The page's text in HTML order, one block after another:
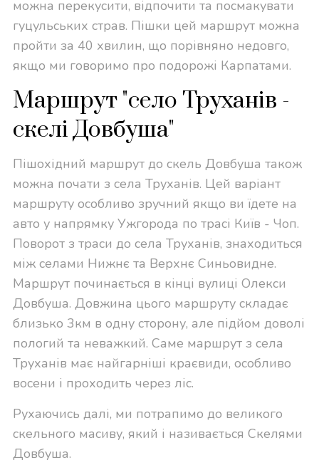
можна перекусити, відпочити та посмакувати
гуцульських страв. Пішки цей маршрут можна
пройти за 40 хвилин, що порівняно недовго,
якщо ми говоримо про подорожі Карпатами.
Маршрут "село Труханів -
скелі Довбуша"
Пішохідний маршрут до скель Довбуша також
можна почати з села Труханів. Цей варіант
маршруту особливо зручний якщо ви їдете на
авто у напрямку Ужгорода по трасі Київ - Чоп.
Поворот з траси до села Труханів, знаходиться
між селами Нижнє та Верхнє Синьовидне.
Маршрут починається в кінці вулиці Олекси
Довбуша. Довжина цього маршруту складає
близько 3км в одну сторону, але підйом доволі
пологий та неважкий. Саме маршрут з села
Труханів має найгарніші краєвиди, особливо
восени і проходить через ліс.
Рухаючись далі, ми потрапимо до великого
скельного масиву, який і називається Скелями
Довбуша.